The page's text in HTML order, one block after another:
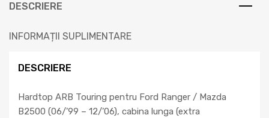
DESCRIERE
INFORMAȚII SUPLIMENTARE
DESCRIERE
Hardtop ARB Touring pentru Ford Ranger / Mazda
B2500 (06/’99 – 12/’06), cabina lunga (extra